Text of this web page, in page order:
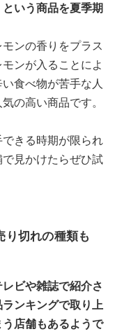
いう商品を夏季期
ンの香りをプラス
ンが入ることによ
食べ物が苦手な人
の高い商品です。
きる時期が限られ
見かけたらぜひ試
り切れの種類も
ビや雑誌で紹介さ
ンキングで取り上
店舗もあるようで